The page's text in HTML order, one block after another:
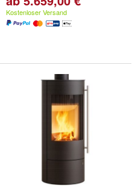
Kostenloser Versand